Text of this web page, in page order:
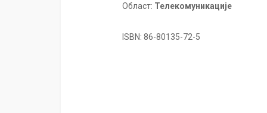
Област: Телекомуникације
ISBN: 86-80135-72-5